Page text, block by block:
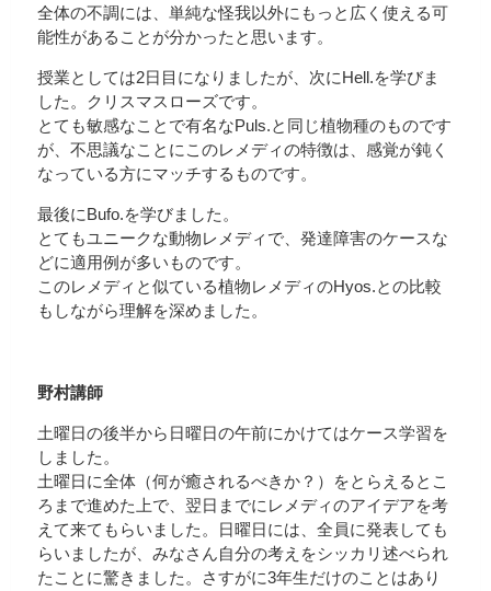
全体の不調には、単純な怪我以外にもっと広く使える可
能性があることが分かったと思います。
授業としては2日目になりましたが、次にHell.を学びま
した。クリスマスローズです。
とても敏感なことで有名なPuls.と同じ植物種のものです
が、不思議なことにこのレメディの特徴は、感覚が鈍く
なっている方にマッチするものです。
最後にBufo.を学びました。
とてもユニークな動物レメディで、発達障害のケースな
どに適用例が多いものです。
このレメディと似ている植物レメディのHyos.との比較
もしながら理解を深めました。
野村講師
土曜日の後半から日曜日の午前にかけてはケース学習を
しました。
土曜日に全体（何が癒されるべきか？）をとらえるとこ
ろまで進めた上で、翌日までにレメディのアイデアを考
えて来てもらいました。日曜日には、全員に発表しても
らいましたが、みなさん自分の考えをシッカリ述べられ
たことに驚きました。さすがに3年生だけのことはあり